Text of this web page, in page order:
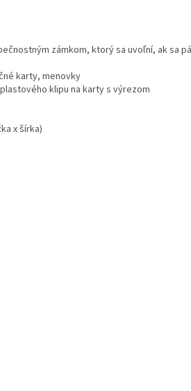
zámkom, ktorý sa uvoľní, ak sa
karty, menovky
klipu na karty s výrezom
x šírka)